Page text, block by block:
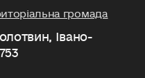
громада
Івано-